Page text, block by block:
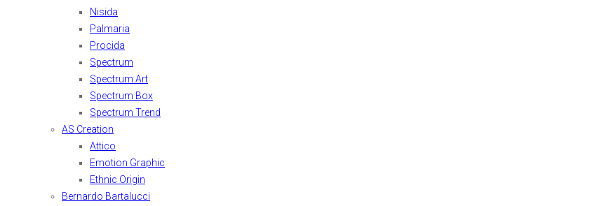
Nisida
Palmaria
Procida
Spectrum
Spectrum Art
Spectrum Box
Spectrum Trend
AS Creation
Attico
Emotion Graphic
Ethnic Origin
Bernardo Bartalucci